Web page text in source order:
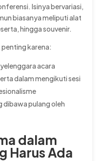
Isinya bervariasi,
biasanya meliputi alat
hingga souvenir.
karena:
acara
dalam mengikuti sesi
dibawa pulang oleh
dalam
Harus Ada